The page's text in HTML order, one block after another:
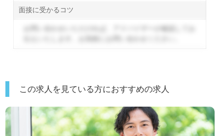
面接に受かるコツ
この求人を見ている方におすすめの求人